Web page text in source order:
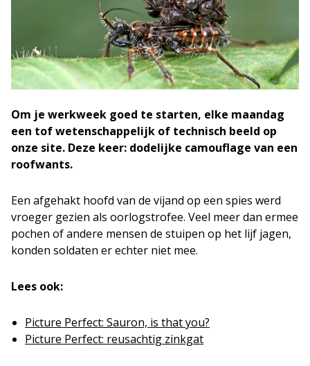
Om je werkweek goed te starten, elke maandag
een tof wetenschappelijk of technisch beeld op
onze site. Deze keer: dodelijke camouflage van een
roofwants.
Een afgehakt hoofd van de vijand op een spies werd
vroeger gezien als oorlogstrofee. Veel meer dan ermee
pochen of andere mensen de stuipen op het lijf jagen,
konden soldaten er echter niet mee.
Lees ook:
Picture Perfect: Sauron, is that you?
Picture Perfect: reusachtig zinkgat